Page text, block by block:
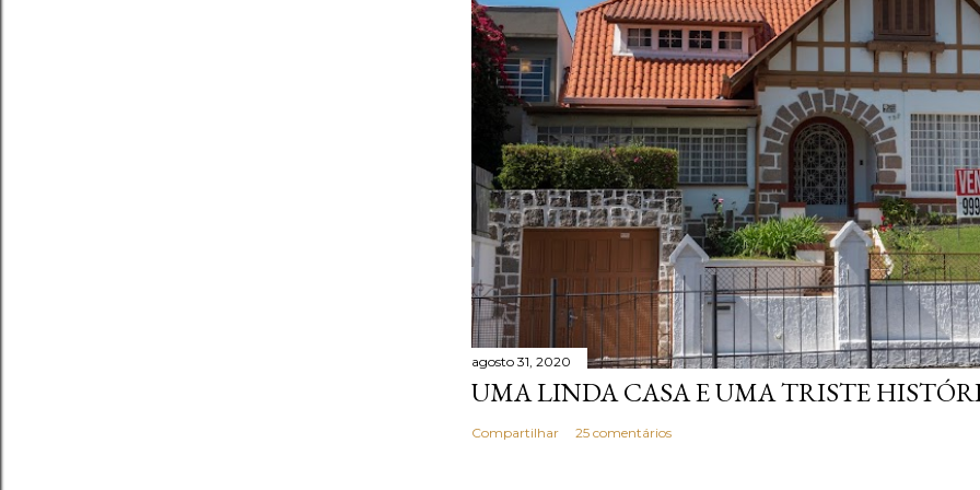
agosto 31, 2020
UMA LINDA CASA E UMA TRISTE
Compartilhar 25 comentários